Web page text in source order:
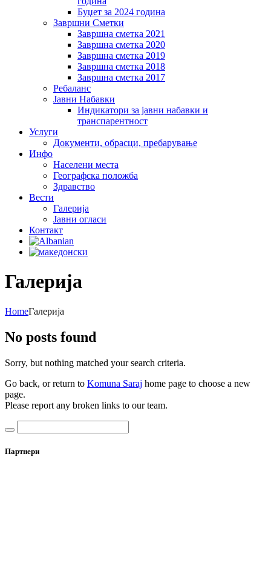
Буџет за 2024 година
Завршни Сметки
Завршна сметка 2021
Завршна сметка 2020
Завршна сметка 2019
Завршна сметка 2018
Завршна сметка 2017
Ребаланс
Јавни Набавки
Индикатори за јавни набавки и
транспарентност
Услуги
Документи, обрасци, пребарување
Инфо
Населени места
Географска положба
Здравство
Вести
Галеријa
Јавни огласи
Контакт
Галеријa
HomeГалеријa
No posts found
Sorry, but nothing matched your search criteria.
Go back, or return to Komuna Saraj home page to choose a new
page.
Please report any broken links to our team.
Партнери